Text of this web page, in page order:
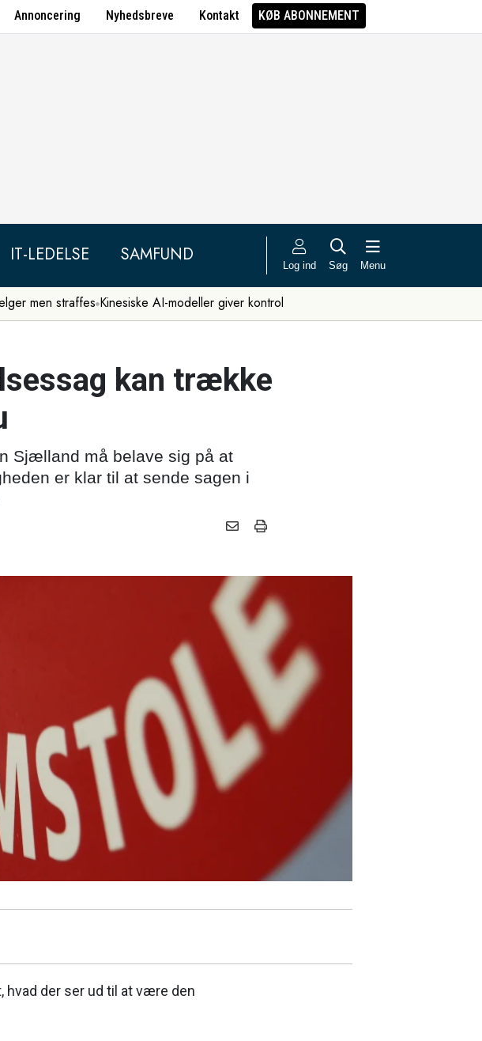
Annoncering Nyhedsbreve Kontakt KØB ABONNEMENT
IT-LEDELSE SAMFUND Log ind Søg Menu
men straffes Kinesiske AI-modeller giver kontrol
kan trække
Sjælland må belave sig på at
er klar til at sende sagen i
der ser ud til at være den